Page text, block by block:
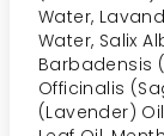
Water,
Water, Salix
Barbadensis
Officinalis
(Lavender)